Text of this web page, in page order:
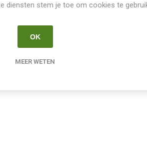
diensten stem je toe om cookies te
OK
MEER WETEN